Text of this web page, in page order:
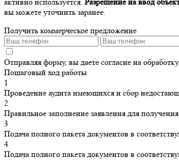
вы можете уточнить заранее.
Получить коммерческое предложение
Отправляя форму, вы даете согласие на
Пошаговый ход работы
1
Проведение аудита имеющихся и сбор
2
Правильное заполнение заявления для
3
Подача полного пакета документов в
4
Подача полного пакета документов в